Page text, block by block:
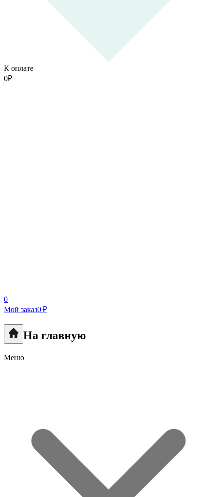
К оплате
0₽
0
Мой заказ0 ₽
На главную
Меню